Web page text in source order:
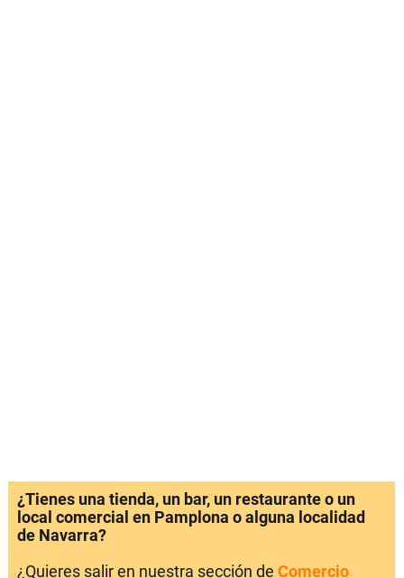
¿Tienes una tienda, un bar, un restaurante o un
local comercial en Pamplona o alguna localidad
de Navarra?
¿Quieres salir en nuestra sección de Comercio